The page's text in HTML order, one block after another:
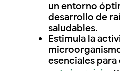
un entorno
desarrollo de
saludables.
Estimula la
esenciales